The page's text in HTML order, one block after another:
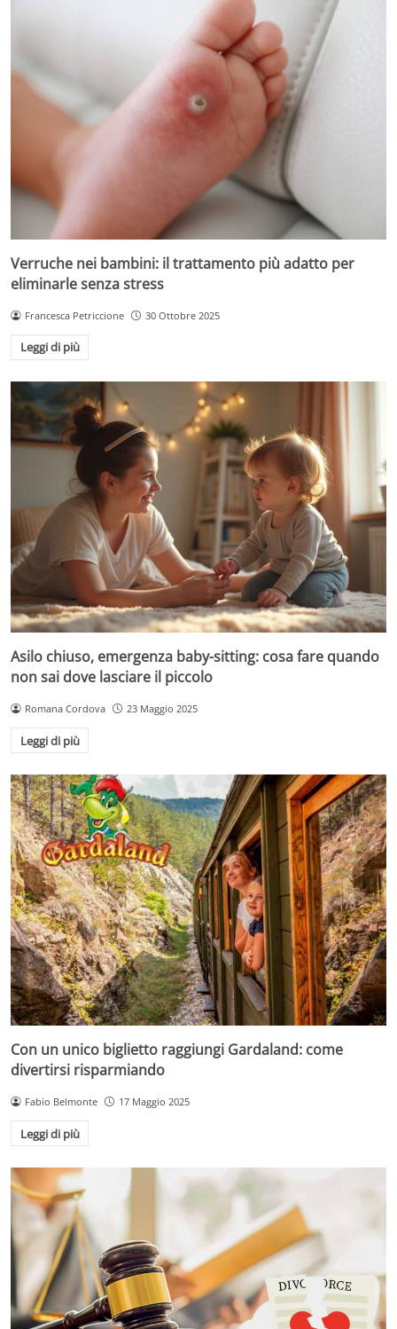
Verruche nei bambini: il trattamento più adatto per
eliminarle senza stress
Francesca Petriccione 30 Ottobre 2025
Leggi di più
Asilo chiuso, emergenza baby-sitting: cosa fare quando
non sai dove lasciare il piccolo
Romana Cordova 23 Maggio 2025
Leggi di più
Con un unico biglietto raggiungi Gardaland: come
divertirsi risparmiando
Fabio Belmonte 17 Maggio 2025
Leggi di più